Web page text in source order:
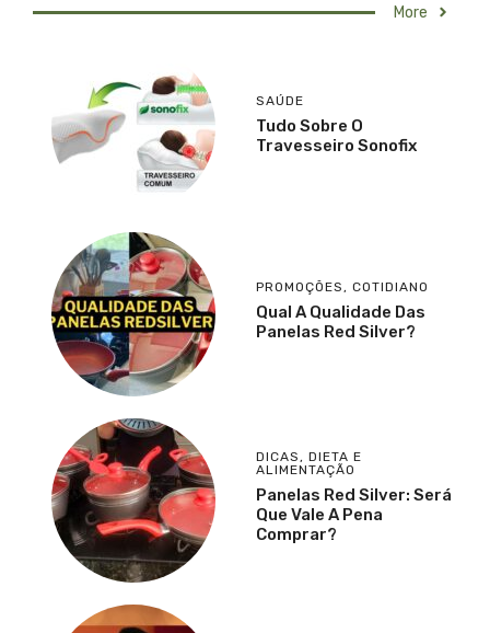
More
SAÚDE
Tudo Sobre O
Travesseiro Sonofix
PROMOÇÕES, COTIDIANO
Qual A Qualidade Das
Panelas Red Silver?
DICAS, DIETA E
ALIMENTAÇÃO
Panelas Red Silver: Será
Que Vale A Pena
Comprar?